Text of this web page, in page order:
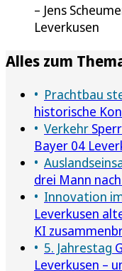
Jens
Leverkusen
Alles zum
Prachtbau
historische
Verkehr
Bayer 04
drei Mann
Innovation
Leverkusen
KI
5. Jahrestag
Leverkusen –